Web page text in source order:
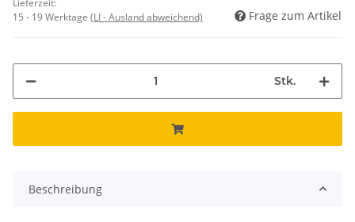
15 - 19 Werktage (LI - Ausland abweichend) Frage zum Artikel
Stk.
Beschreibung